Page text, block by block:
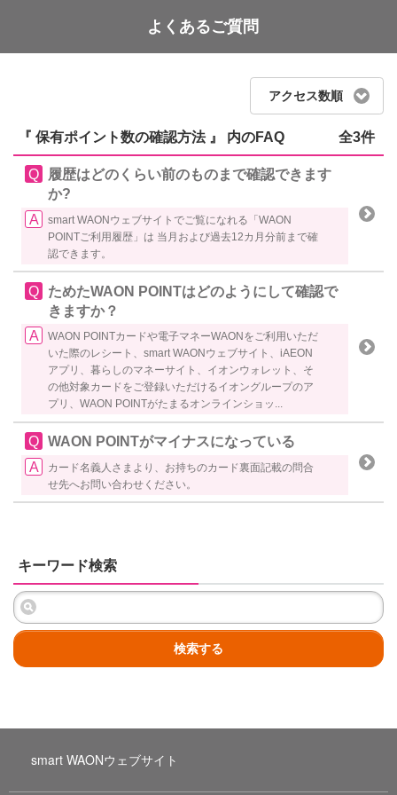
WAON POINT
よくあるご質問
アクセス数順
『 保有ポイント数の確認方法 』 内のFAQ 全3件
履歴はどのくらい前のものまで確認できます
か?
smart WAONウェブサイトでご覧になれる「WAON
POINTご利用履歴」は 当月および過去12カ月分前まで確
認できます。
ためたWAON POINTはどのようにして確認で
きますか？
WAON POINTカードや電子マネーWAONをご利用いただ
いた際のレシート、smart WAONウェブサイト、iAEON
アプリ、暮らしのマネーサイト、イオンウォレット、そ
の他対象カードをご登録いただけるイオングループのア
プリ、WAON POINTがたまるオンラインショッ...
WAON POINTがマイナスになっている
カード名義人さまより、お持ちのカード裏面記載の問合
せ先へお問い合わせください。
キーワード検索
検索する
smart WAONウェブサイト